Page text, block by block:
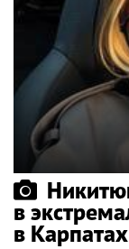
в
в Карпатах